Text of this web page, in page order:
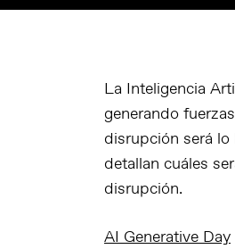
La Inteligencia
generando
disrupción será lo
detallan cuáles
disrupción.
AI Generative Day